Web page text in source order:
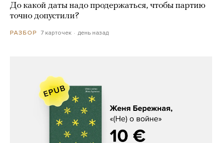
До какой даты надо продержаться, чтобы партию
точно допустили?
РАЗБОР 7 карточек день назад